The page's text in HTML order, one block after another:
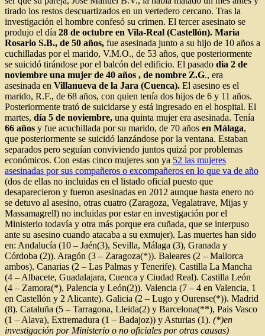
tirado los restos descuartizados en un vertedero cercano. Tras la
investigación el hombre confesó su crimen. El tercer asesinato se
produjo el día 28 de octubre en Vila-Real (Castellón). Maria
Rosario S.B., de 50 años, fue asesinada junto a su hijo de 10 años a
cuchilladas por el marido, V.M.O., de 53 años, que posteriormente
se suicidó tirándose por el balcón del edificio. El pasado dia 2 de
noviembre una mujer de 40 años , de nombre Z.G., era
asesinada en Villanueva de la Jara (Cuenca). El asesino es el
marido, R.F., de 68 años, con quien tenía dos hijos de 6 y 11 años.
Posteriormente trató de suicidarse y está ingresado en el hospital. El
martes, día 5 de noviembre, una quinta mujer era asesinada. Tenía
66 años y fue acuchillada por su marido, de 70 años en Málaga,
que posteriormente se suicidó lanzándose por la ventana. Estaban
separados pero seguían conviviendo juntos quizá por problemas
económicos. Con estas cinco mujeres son ya 52 las mujeres
asesinadas por sus compañeros o excompañeros en lo que va de año
(dos de ellas no incluidas en el listado oficial puesto que
desaparecieron y fueron asesinadas en 2012 aunque hasta enero no
se detuvo al asesino, otras cuatro (Zaragoza, Vegalatrave, Mijas y
Massamagrell) no incluidas por estar en investigación por el
Ministerio todavía y otra más porque era cuñada, que se interpuso
ante su asesino cuando atacaba a su exmujer). Las muertes han sido
en: Andalucía (10 – Jaén(3), Sevilla, Málaga (3), Granada y
Córdoba (2)). Aragón (3 – Zaragoza(*)). Baleares (2 – Mallorca
ambos). Canarias (2 – Las Palmas y Tenerife). Castilla La Mancha
(4 – Albacete, Guadalajara, Cuenca y Ciudad Real). Castilla León
(4 – Zamora(*), Palencia y León(2)). Valencia (7 – 4 en Valencia, 1
en Castellón y 2 Alicante). Galicia (2 – Lugo y Ourense(*)). Madrid
(8). Cataluña (5 – Tarragona, Lleida(2) y Barcelona(**), Pais Vasco
(1 – Alava), Extremadura (1 – Badajoz)) y Asturias (1). (*)en
investigación por Ministerio o no oficiales por otras causas)